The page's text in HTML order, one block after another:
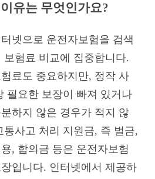
유는 무엇인가요?
넷으로 운전자보험을 검색
보험료 비교에 집중합니다.
료도 중요하지만, 정작 사
필요한 보장이 빠져 있거나
하지 않은 경우가 적지 않
통사고 처리 지원금, 즉 벌금,
, 합의금 등은 운전자보험
입니다. 인터넷에서 제공하